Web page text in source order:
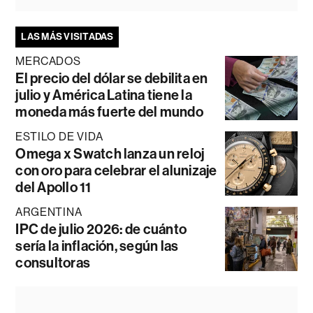
LAS MÁS VISITADAS
MERCADOS
El precio del dólar se debilita en
julio y América Latina tiene la
moneda más fuerte del mundo
ESTILO DE VIDA
Omega x Swatch lanza un reloj
con oro para celebrar el alunizaje
del Apollo 11
ARGENTINA
IPC de julio 2026: de cuánto
sería la inflación, según las
consultoras